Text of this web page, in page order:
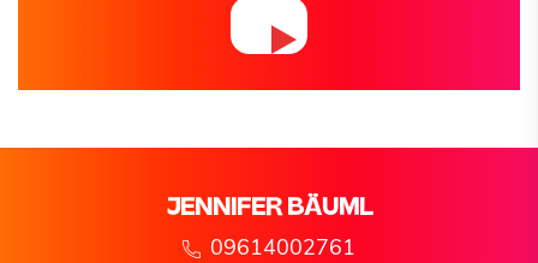
JENNIFER BÄUML
09614002761